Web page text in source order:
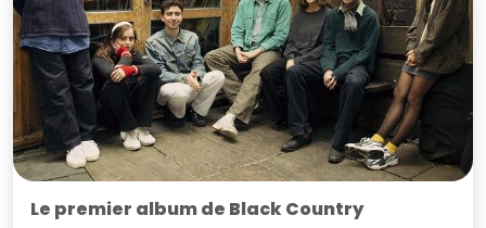
Le premier album de Black Country